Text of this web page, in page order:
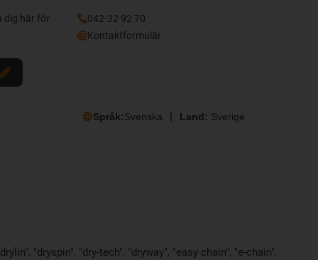
dig här för
042-32 92 70
Kontaktformulär
Språk:Svenska Land: Sverige
"dryspin", "dry-tech", "dryway", "easy chain", "e-chain",